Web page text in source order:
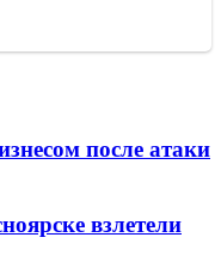
после атаки
взлетели